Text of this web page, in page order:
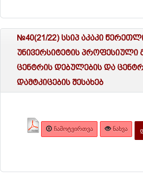
№40(21/22) სსიპ აკაკი
უნივერსიტეტის პროფესიული
ცენტრის დებულების და
დამტკიცების შესახებ
ᲩᲐᲛᲝᲢᲕᲘᲠᲗᲕᲐ ᲜᲐᲮᲕᲐ